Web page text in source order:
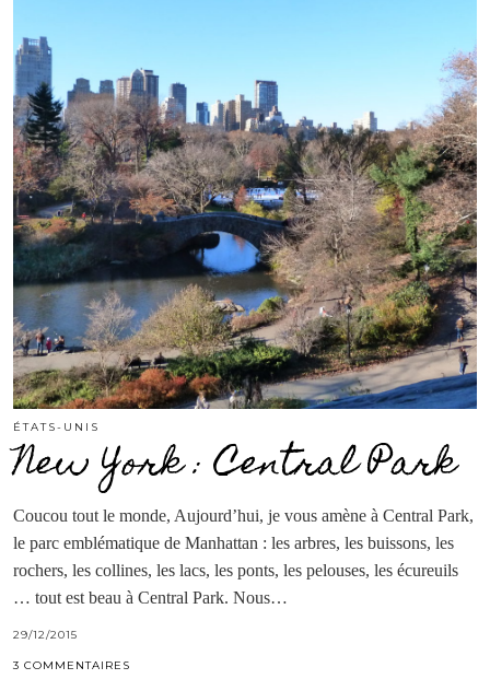
ÉTATS-UNIS
New York : Central Park
Coucou tout le monde, Aujourd’hui, je vous amène à Central Park,
le parc emblématique de Manhattan : les arbres, les buissons, les
rochers, les collines, les lacs, les ponts, les pelouses, les écureuils
… tout est beau à Central Park. Nous…
29/12/2015
3 COMMENTAIRES